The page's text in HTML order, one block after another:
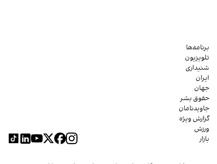
برنامه‌ها
تلویزیون
شنیداری
ایران
جهان
حقوق بشر
جاویدنامان
گزارش ویژه
ورزش
بازار